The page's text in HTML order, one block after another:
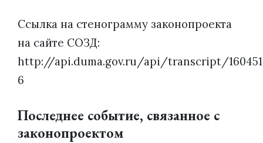
Ссылка на стенограмму законопроекта
на сайте СОЗД:
http://api.duma.gov.ru/api/transcript/
6
Последнее событие, связанное с
законопроектом